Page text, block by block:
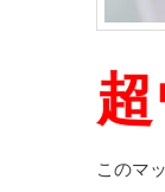
このマ